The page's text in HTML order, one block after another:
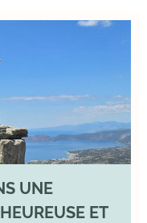
UNE
ET